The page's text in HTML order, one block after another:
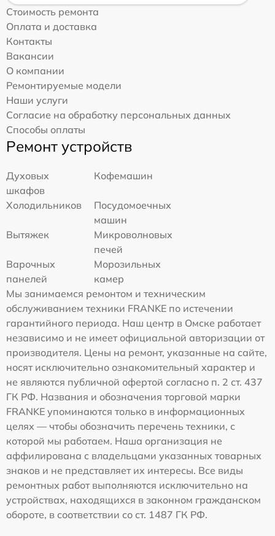
Стоимость ремонта
Оплата и доставка
Контакты
Вакансии
О компании
Ремонтируемые модели
Наши услуги
Согласие на обработку персональных данных
Способы оплаты
Ремонт устройств
Духовых
шкафов
Кофемашин
Холодильников
Посудомоечных
машин
Вытяжек
Микроволновых
печей
Варочных
панелей
Морозильных
камер
Мы занимаемся ремонтом и техническим
обслуживанием техники FRANKE по истечении
гарантийного периода. Наш центр в Омске работает
независимо и не имеет официальной авторизации от
производителя. Цены на ремонт, указанные на сайте,
носят исключительно ознакомительный характер и
не являются публичной офертой согласно п. 2 ст. 437
ГК РФ. Названия и обозначения торговой марки
FRANKE упоминаются только в информационных
целях — чтобы обозначить перечень техники, с
которой мы работаем. Наша организация не
аффилирована с владельцами указанных товарных
знаков и не представляет их интересы. Все виды
ремонтных работ выполняются исключительно на
устройствах, находящихся в законном гражданском
обороте, в соответствии со ст. 1487 ГК РФ.